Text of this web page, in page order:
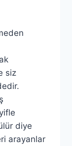
siz
diye
arayanlar